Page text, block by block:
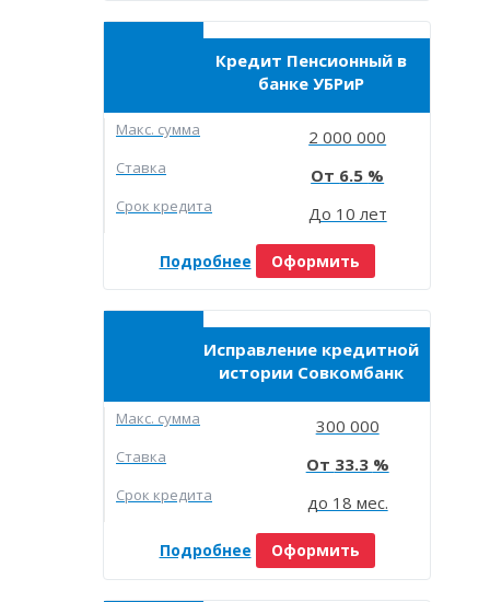
Кредит Пенсионный в
банке УБРиР
Макc. сумма 2 000 000
Ставка 6.5
Срок кредита До 10 лет
Подробнее Оформить
Исправление кредитной
истории Совкомбанк
Макc. сумма 300 000
Ставка 33.3
Срок кредита до 18 мес.
Подробнее Оформить